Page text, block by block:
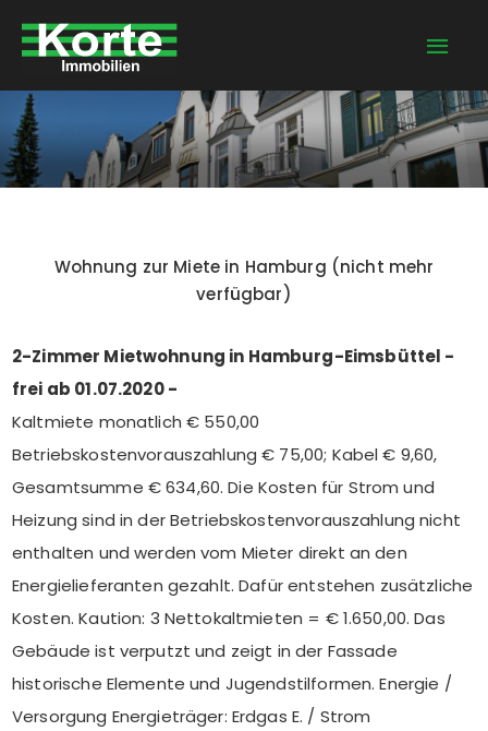
Inhalt
Wohnung zur Miete in Hamburg (nicht mehr
verfügbar)
2-Zimmer Mietwohnung in Hamburg-Eimsbüttel -
frei ab 01.07.2020 -
Kaltmiete monatlich € 550,00
Betriebskostenvorauszahlung € 75,00; Kabel € 9,60,
Gesamtsumme € 634,60. Die Kosten für Strom und
Heizung sind in der Betriebskostenvorauszahlung nicht
enthalten und werden vom Mieter direkt an den
Energielieferanten gezahlt. Dafür entstehen zusätzliche
Kosten. Kaution: 3 Nettokaltmieten = € 1.650,00. Das
Gebäude ist verputzt und zeigt in der Fassade
historische Elemente und Jugendstilformen. Energie /
Versorgung Energieträger: Erdgas E. / Strom